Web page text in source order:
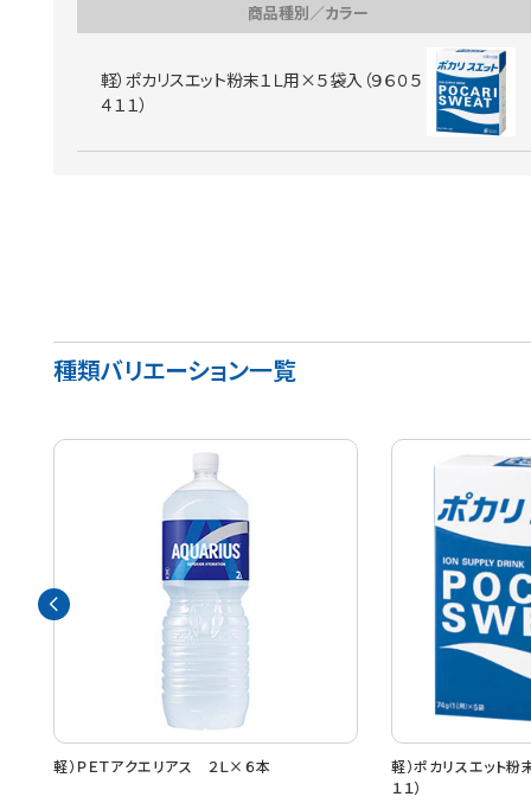
商品種別／カラー
軽）ポカリスエット粉末１Ｌ用×５袋入（９６０５
４１１）
種類バリエーション一覧
軽）ＰＥＴアクエリアス ２Ｌ×６本
軽）ポカリスエット粉
１１）